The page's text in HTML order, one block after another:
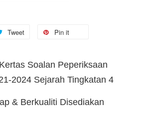
Tweet Pin it
Soalan Peperiksaan
2024 Sejarah Tingkatan 4
& Berkualiti Disediakan